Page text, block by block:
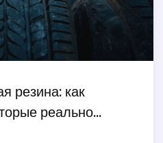
резина: как
реально